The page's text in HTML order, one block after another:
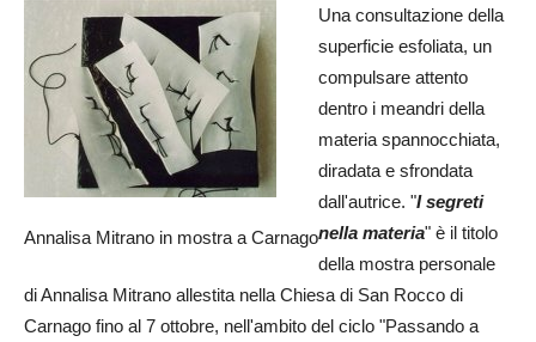
Annalisa Mitrano in mostra a Carnago
Una consultazione della
superficie esfoliata, un
compulsare attento
dentro i meandri della
materia spannocchiata,
diradata e sfrondata
dall'autrice. "I segreti
nella materia" è il titolo
della mostra personale
di Annalisa Mitrano allestita nella Chiesa di San Rocco di
Carnago fino al 7 ottobre, nell'ambito del ciclo "Passando a